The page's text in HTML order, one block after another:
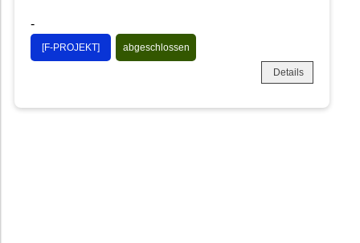
-
[F-PROJEKT] abgeschlossen
Details